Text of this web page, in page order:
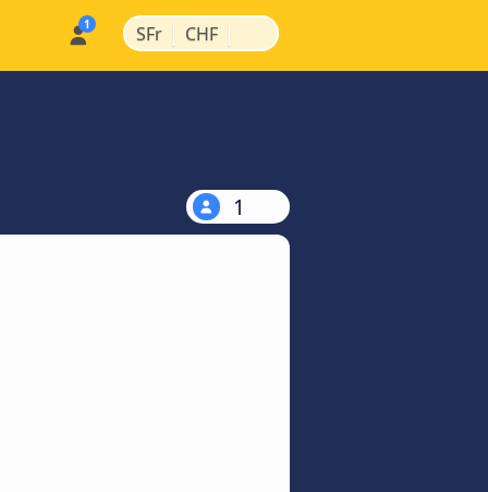
SFr | CHF |
1